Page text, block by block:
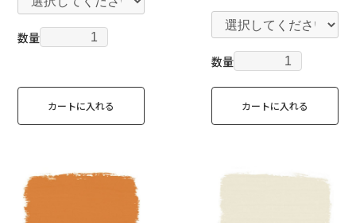
数量
カートに入れる
数量
カートに入れる